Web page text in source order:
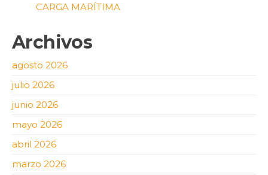
CARGA MARÍTIMA
Archivos
agosto 2026
julio 2026
junio 2026
mayo 2026
abril 2026
marzo 2026